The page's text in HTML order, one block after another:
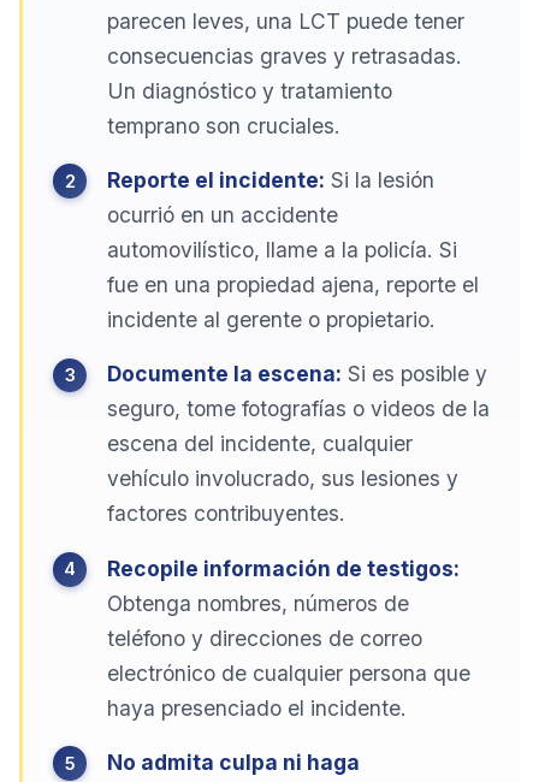
parecen leves, una LCT puede tener
consecuencias graves y retrasadas.
Un diagnóstico y tratamiento
temprano son cruciales.
Reporte el incidente: Si la lesión
ocurrió en un accidente
automovilístico, llame a la policía. Si
fue en una propiedad ajena, reporte el
incidente al gerente o propietario.
Documente la escena: Si es posible y
seguro, tome fotografías o videos de la
escena del incidente, cualquier
vehículo involucrado, sus lesiones y
factores contribuyentes.
Recopile información de testigos:
Obtenga nombres, números de
teléfono y direcciones de correo
electrónico de cualquier persona que
haya presenciado el incidente.
No admita culpa ni haga